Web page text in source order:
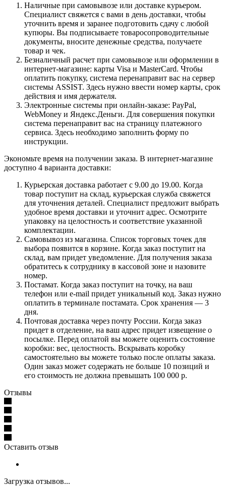
Наличные при самовывозе или доставке курьером.
Специалист свяжется с вами в день доставки, чтобы
уточнить время и заранее подготовить сдачу с любой
купюры. Вы подписываете товаросопроводительные
документы, вносите денежные средства, получаете
товар и чек.
Безналичный расчет при самовывозе или оформлении в
интернет-магазине: карты Visa и MasterCard. Чтобы
оплатить покупку, система перенаправит вас на сервер
системы ASSIST. Здесь нужно ввести номер карты, срок
действия и имя держателя.
Электронные системы при онлайн-заказе: PayPal,
WebMoney и Яндекс.Деньги. Для совершения покупки
система перенаправит вас на страницу платежного
сервиса. Здесь необходимо заполнить форму по
инструкции.
Экономьте время на получении заказа. В интернет-магазине
доступно 4 варианта доставки:
Курьерская доставка работает с 9.00 до 19.00. Когда
товар поступит на склад, курьерская служба свяжется
для уточнения деталей. Специалист предложит выбрать
удобное время доставки и уточнит адрес. Осмотрите
упаковку на целостность и соответствие указанной
комплектации.
Самовывоз из магазина. Список торговых точек для
выбора появится в корзине. Когда заказ поступит на
склад, вам придет уведомление. Для получения заказа
обратитесь к сотруднику в кассовой зоне и назовите
номер.
Постамат. Когда заказ поступит на точку, на ваш
телефон или e-mail придет уникальный код. Заказ нужно
оплатить в терминале постамата. Срок хранения — 3
дня.
Почтовая доставка через почту России. Когда заказ
придет в отделение, на ваш адрес придет извещение о
посылке. Перед оплатой вы можете оценить состояние
коробки: вес, целостность. Вскрывать коробку
самостоятельно вы можете только после оплаты заказа.
Один заказ может содержать не больше 10 позиций и
его стоимость не должна превышать 100 000 р.
Отзывы
Оставить отзыв
Загрузка отзывов...